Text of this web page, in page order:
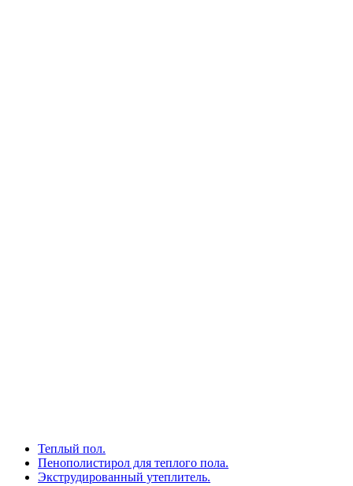
Теплый пол.
Пенополистирол для теплого пола.
Экструдированный утеплитель.